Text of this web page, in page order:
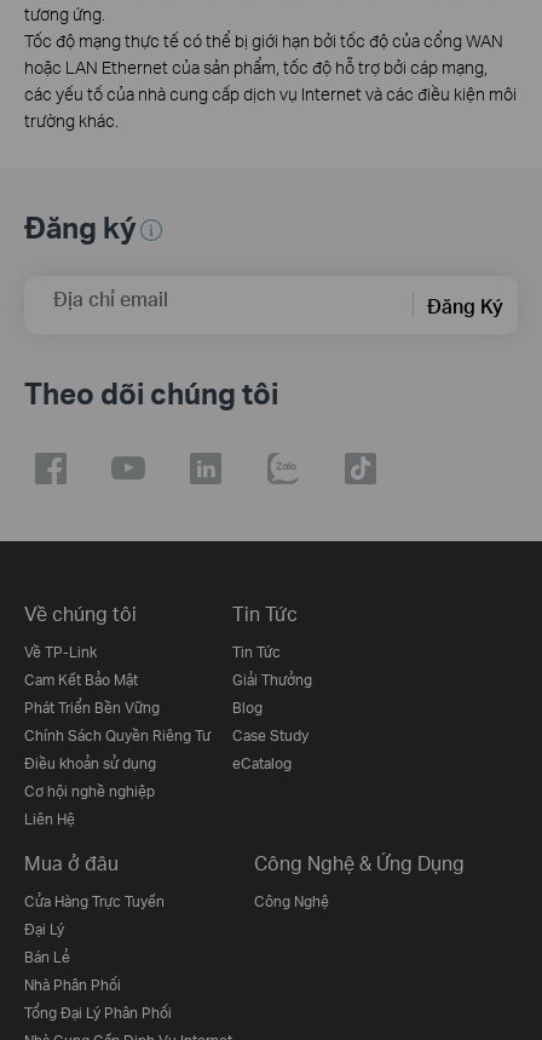
tương ứng.
Tốc độ mạng thực tế có thể bị giới hạn bởi tốc độ của cổng WAN
hoặc LAN Ethernet của sản phẩm, tốc độ hỗ trợ bởi cáp mạng,
các yếu tố của nhà cung cấp dịch vụ Internet và các điều kiện môi
trường khác.
Đăng ký
Địa chỉ email Đăng Ký
Theo dõi chúng tôi
Về chúng tôi
Về TP-Link
Cam Kết Bảo Mật
Phát Triển Bền Vững
Chính Sách Quyền Riêng Tư
Điều khoản sử dụng
Cơ hội nghề nghiệp
Liên Hệ
Tin Tức
Tin Tức
Giải Thưởng
Blog
Case Study
eCatalog
Mua ở đâu
Cửa Hàng Trực Tuyến
Đại Lý
Bán Lẻ
Nhà Phân Phối
Tổng Đại Lý Phân Phối
Công Nghệ & Ứng Dụng
Công Nghệ